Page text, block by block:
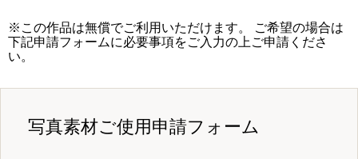
※この作品は無償でご利用いただけます。 ご希望の場合は
下記申請フォームに必要事項をご入力の上ご申請くださ
い。
写真素材ご使用申請フォーム